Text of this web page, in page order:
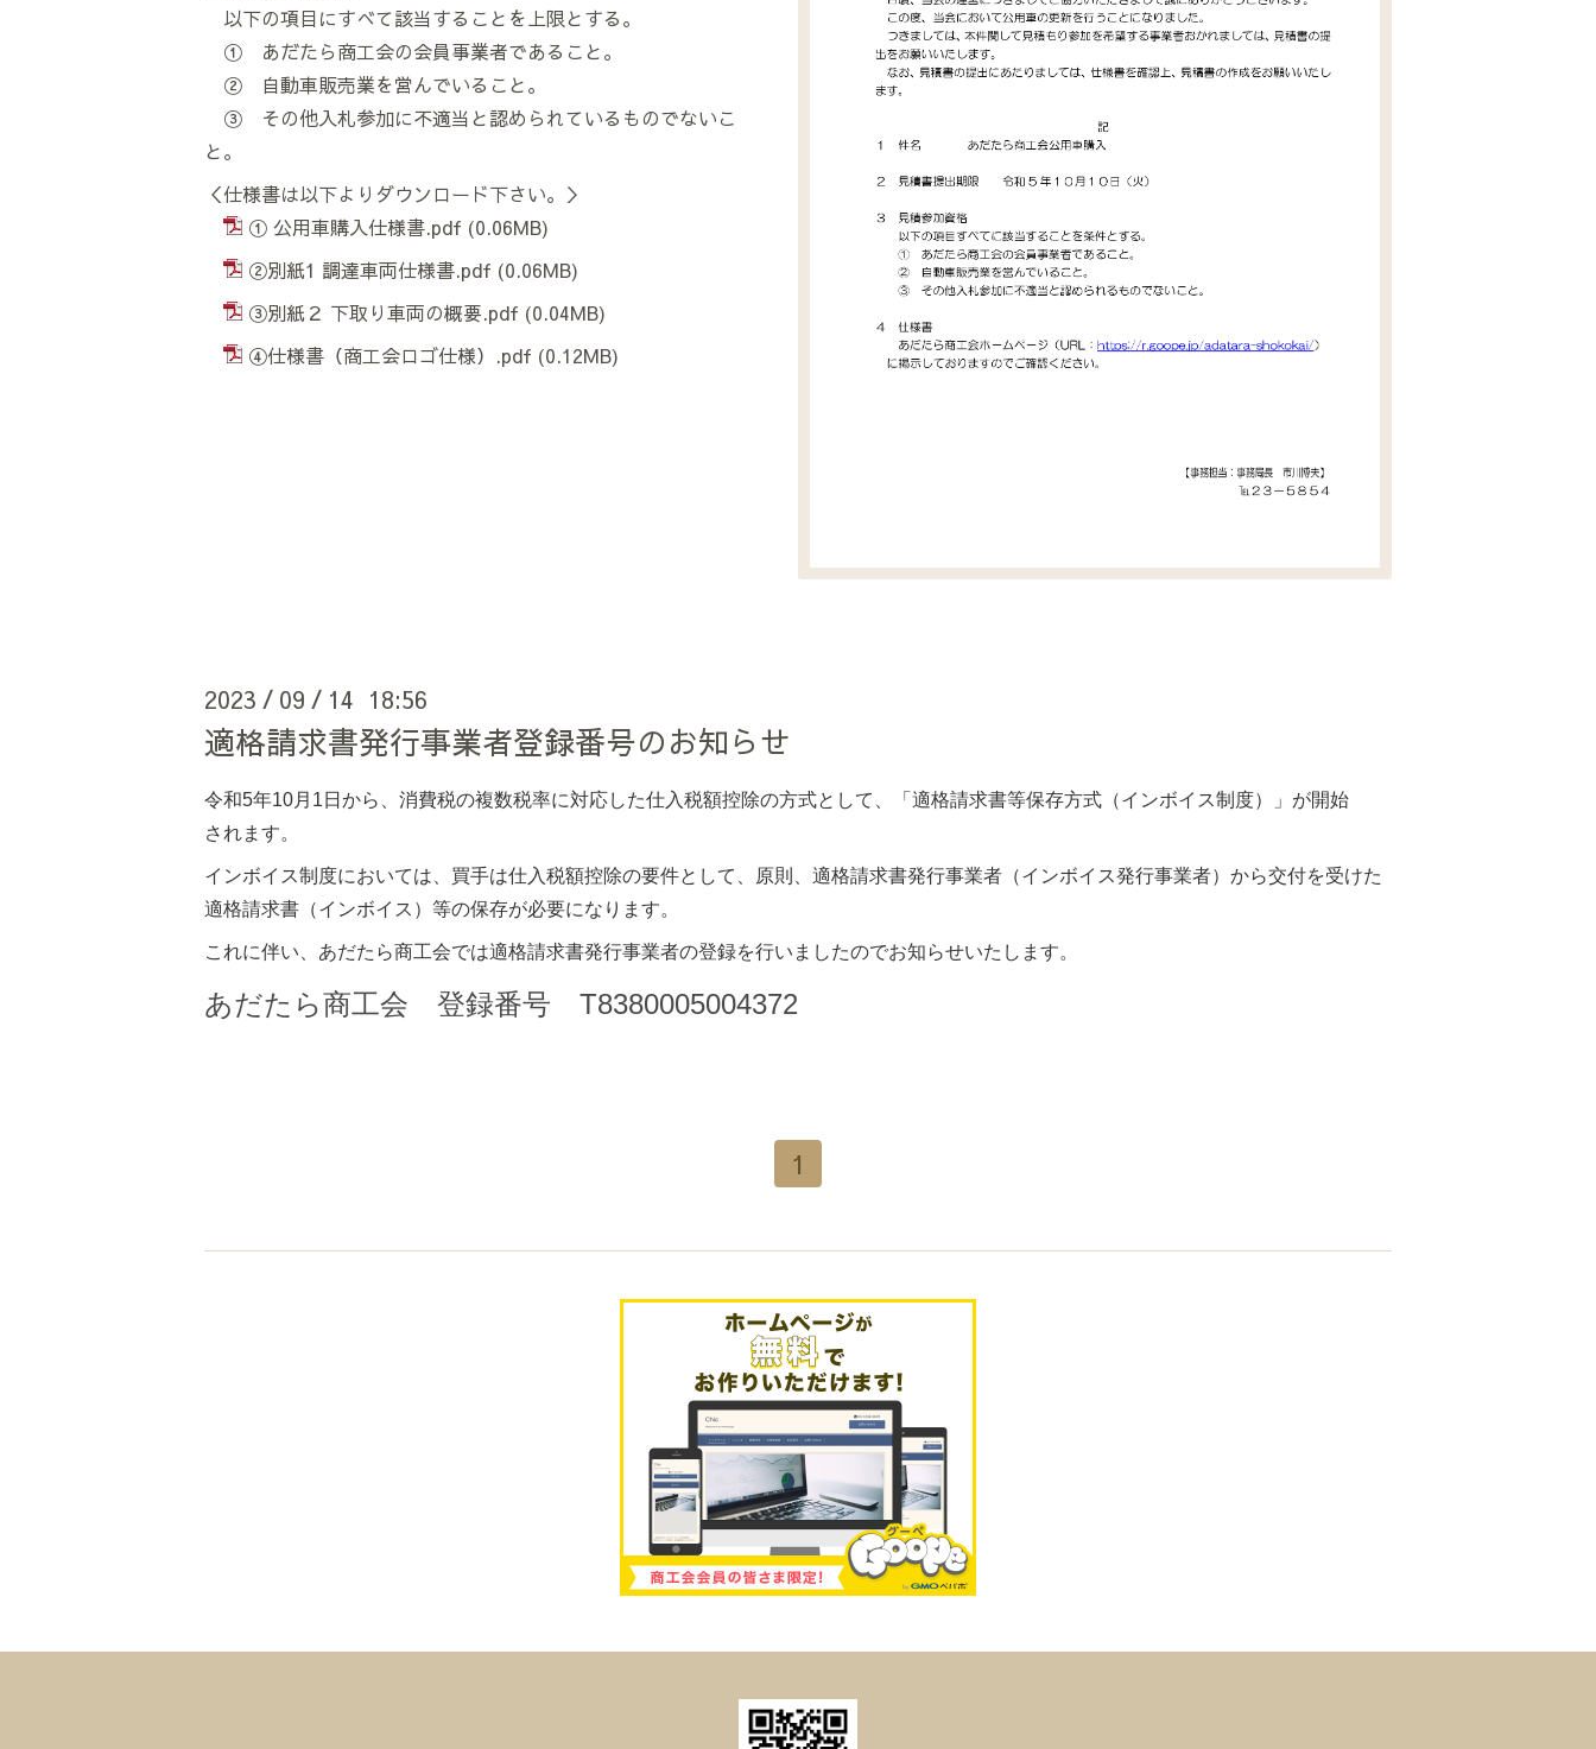
以下の項目にすべて該当することを上限とする。
① あだたら商工会の会員事業者であること。
② 自動車販売業を営んでいること。
③ その他入札参加に不適当と認められているものでないこ
と。
＜仕様書は以下よりダウンロード下さい。＞
① 公用車購入仕様書.pdf (0.06MB)
②別紙1 調達車両仕様書.pdf (0.06MB)
③別紙２ 下取り車両の概要.pdf (0.04MB)
④仕様書（商工会ロゴ仕様）.pdf (0.12MB)
2023 / 09 / 14 18:56
適格請求書発行事業者登録番号のお知らせ
令和5年10月1日から、消費税の複数税率に対応した仕入税額控除の方式として、「適格請求書等保存方式（インボイス制度）」が開始
されます。
インボイス制度においては、買手は仕入税額控除の要件として、原則、適格請求書発行事業者（インボイス発行事業者）から交付を受けた
適格請求書（インボイス）等の保存が必要になります。
これに伴い、あだたら商工会では適格請求書発行事業者の登録を行いましたのでお知らせいたします。
あだたら商工会 登録番号 T8380005004372
1